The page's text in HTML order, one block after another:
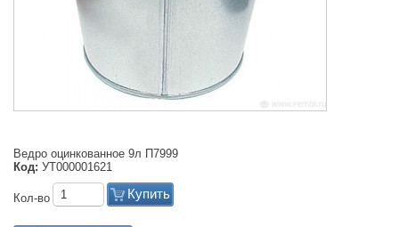
Ведро оцинкованное 9л П7999
Код: УТ000001621
Кол-во Купить